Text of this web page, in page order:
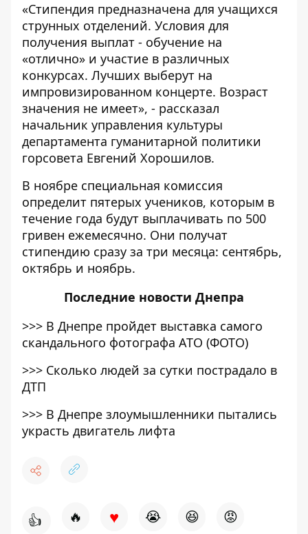
«Стипендия предназначена для учащихся
струнных отделений. Условия для
получения выплат - обучение на
«отлично» и участие в различных
конкурсах. Лучших выберут на
импровизированном концерте. Возраст
значения не имеет», - рассказал
начальник управления культуры
департамента гуманитарной политики
горсовета Евгений Хорошилов.
В ноябре специальная комиссия
определит пятерых учеников, которым в
течение года будут выплачивать по 500
гривен ежемесячно. Они получат
стипендию сразу за три месяца: сентябрь,
октябрь и ноябрь.
Последние новости Днепра
>>> В Днепре пройдет выставка самого
скандального фотографа АТО (ФОТО)
>>> Сколько людей за сутки пострадало в
ДТП
>>> В Днепре злоумышленники пытались
украсть двигатель лифта
👍 🔥 ♥ 😭 😆 😡